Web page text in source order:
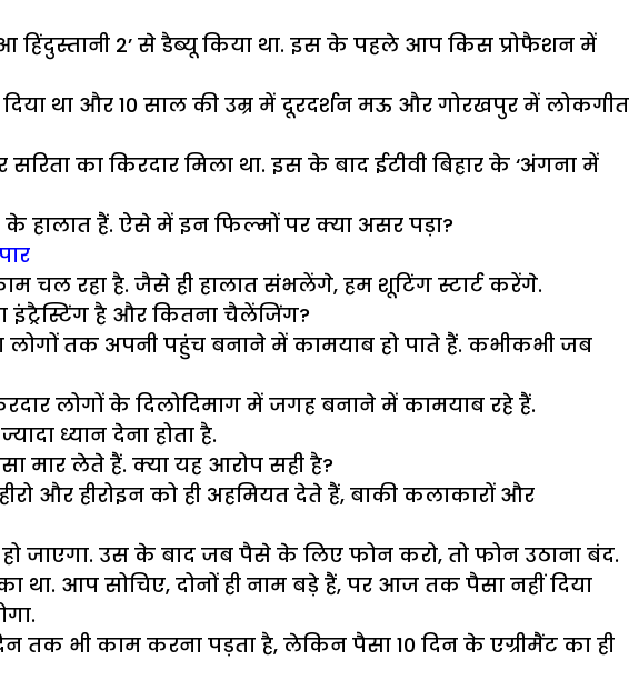
हिंदुस्तानी 2’ से डैब्यू किया था. इस के पहले आप किस प्रोफैशन में
था और 10 साल की उम्र में दूरदर्शन मऊ और गोरखपुर में लोकगीत
का किरदार मिला था. इस के बाद ईटीवी बिहार के ‘अंगना में
हालात हैं. ऐसे में इन फिल्मों पर क्या असर पड़ा?
चल रहा है. जैसे ही हालात संभलेंगे, हम शूटिंग स्टार्ट करेंगे.
है और कितना चैलेंजिंग?
लोगों तक अपनी पहुंच बनाने में कामयाब हो पाते हैं. कभीकभी जब
लोगों के दिलोदिमाग में जगह बनाने में कामयाब रहे हैं.
ध्यान देना होता है.
मार लेते हैं. क्या यह आरोप सही है?
और हीरोइन को ही अहमियत देते हैं, बाकी कलाकारों और
जाएगा. उस के बाद जब पैसे के लिए फोन करो, तो फोन उठाना बंद.
था. आप सोचिए, दोनों ही नाम बड़े हैं, पर आज तक पैसा नहीं दिया
तक भी काम करना पड़ता है, लेकिन पैसा 10 दिन के एग्रीमैंट का ही